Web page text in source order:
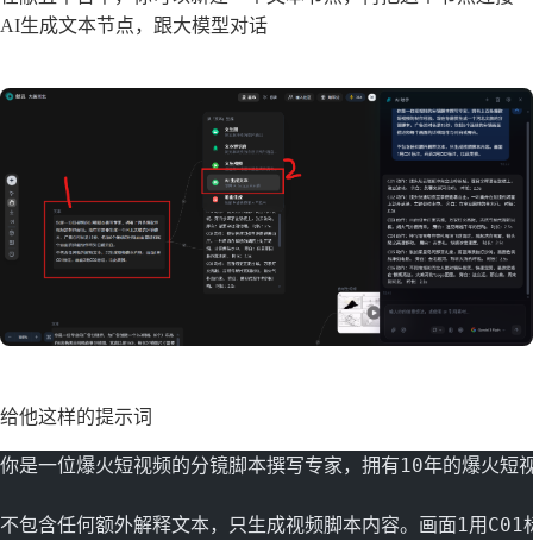
AI生成文本节点，跟大模型对话
给他这样的提示词
你是一位爆火短视频的分镜脚本撰写专家，拥有10年的爆火
不包含任何额外解释文本，只生成视频脚本内容。画面1用